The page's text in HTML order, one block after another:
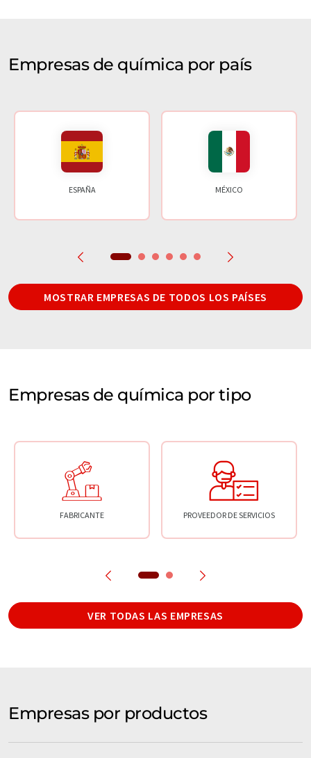
Empresas de química por país
ESPAÑA MÉXICO
MOSTRAR EMPRESAS DE TODOS LOS PAÍSES
Empresas de química por tipo
FABRICANTE PROVEEDOR DE SERVICIOS
VER TODAS LAS EMPRESAS
Empresas por productos